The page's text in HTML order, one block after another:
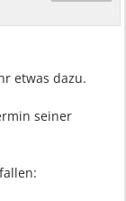
etwas dazu.
seiner